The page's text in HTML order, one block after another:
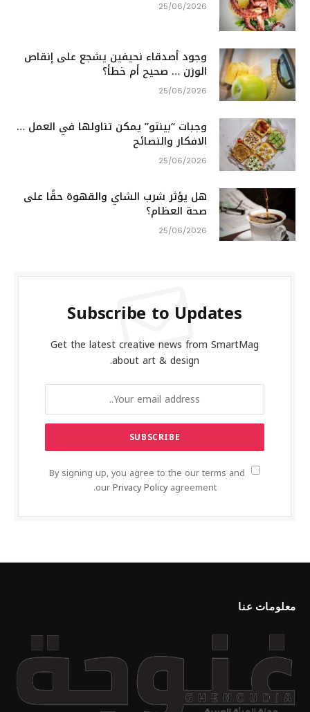
25/06/2026
وجود أصدقاء نحيفين يشجع على إنقاص
الوزن … صحيح أم خطأ؟
25/06/2026
وجبات “بينتو” يمكن تناولها في العمل …
الافكار والنصائح
25/06/2026
هل يؤثر شرب الشاي والقهوة حقًا على
صحة العظام؟
25/06/2026
Subscribe to Updates
Get the latest creative news from SmartMag
about art & design.
By signing up, you agree to the our terms and
ourPrivacy Policyagreement.
معلومات عنا